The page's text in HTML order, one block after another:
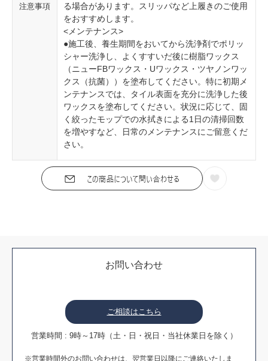
注意事項
る場合があります。スリッパなど上履きのご使用
をおすすめします。
<メンテナンス>
●施工後、養生期間をおいてから洗浄剤でポリッ
シャー洗浄し、よくすすいだ後に樹脂ワックス
（ニューFBワックス・Uワックス・ツヤノンワッ
クス（抗菌））を塗布してください。特に初期メ
ンテナンスでは、タイル表面を充分に洗浄した後
ワックスを塗布してください。状況に応じて、固
く絞ったモップでの水拭きによる1日の清掃回数
を増やすなど、日常のメンテナンスにご留意くだ
さい。
お問い合わせ
ご相談はこちら
営業時間 : 9時～17時（土・日・祝日・当社休業日を除く）
※営業時間外のお問い合わせは、翌営業日以降にご連絡いたしま